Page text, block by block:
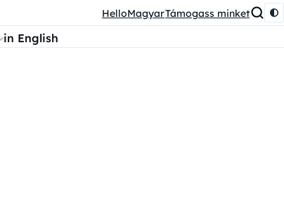
HelloMagyarTámogass minket
in English